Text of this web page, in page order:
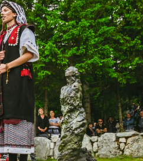
Neretvu i
niz
U
Blizancima
proslavljen
18.
Dan
Blizanaca
prije 21 sat
U